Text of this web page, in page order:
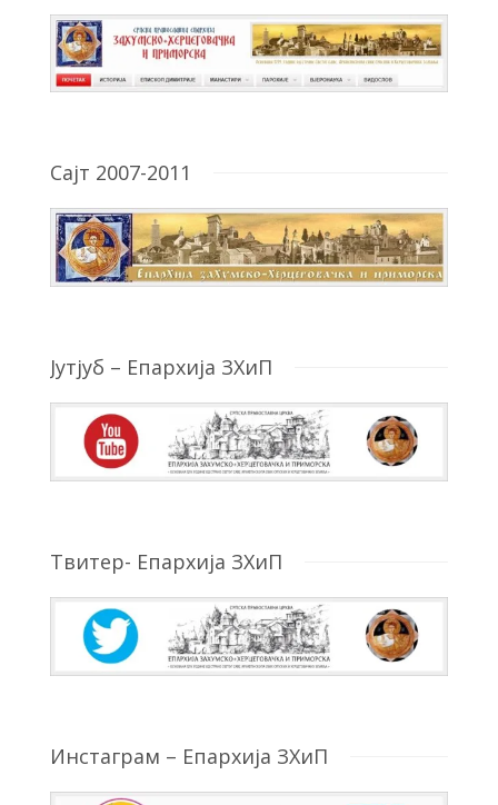
Сајт 2007-2011
Јутјуб – Епархија ЗХиП
Твитер- Епархија ЗХиП
Инстаграм – Епархија ЗХиП